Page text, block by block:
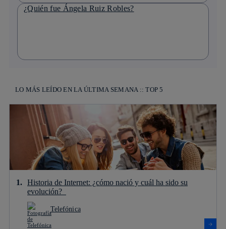
¿Quién fue Ángela Ruiz Robles?
LO MÁS LEÍDO EN LA ÚLTIMA SEMANA :: TOP 5
Historia de Internet: ¿cómo nació y cuál ha sido su
evolución?
Telefónica